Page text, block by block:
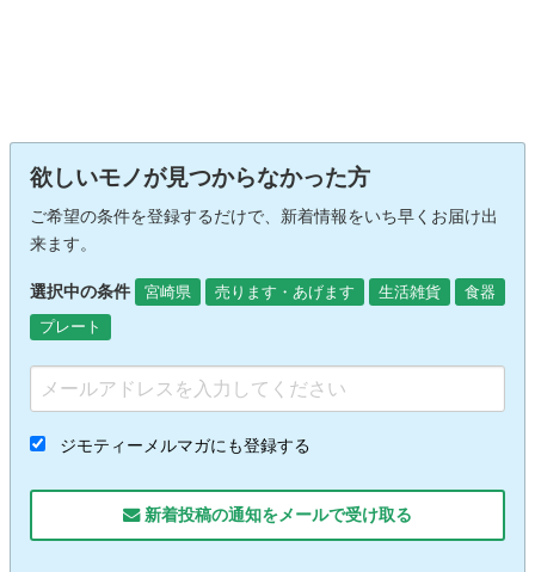
欲しいモノが見つからなかった方
ご希望の条件を登録するだけで、新着情報をいち早くお届け出
来ます。
選択中の条件 宮崎県 売ります・あげます 生活雑貨
食器
プレート
ジモティーメルマガにも登録する
新着投稿の通知をメールで受け取る